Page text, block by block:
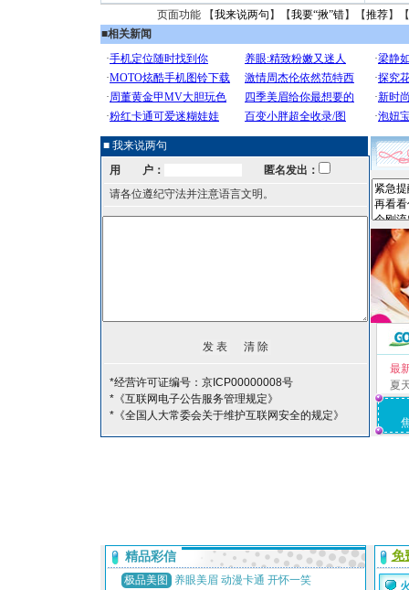
页面功能 【我来说两句 】【我要“揪”错】【推荐】
■相关新闻
■ 我来说两句
用 户：
匿名发出：
请各位遵纪守法并注意语言文明。
*经营许可证编号：京ICP00000008号
*《互联网电子公告服务管理规定》
*《全国人大常委会关于维护互联网安全的规定》
最
夏